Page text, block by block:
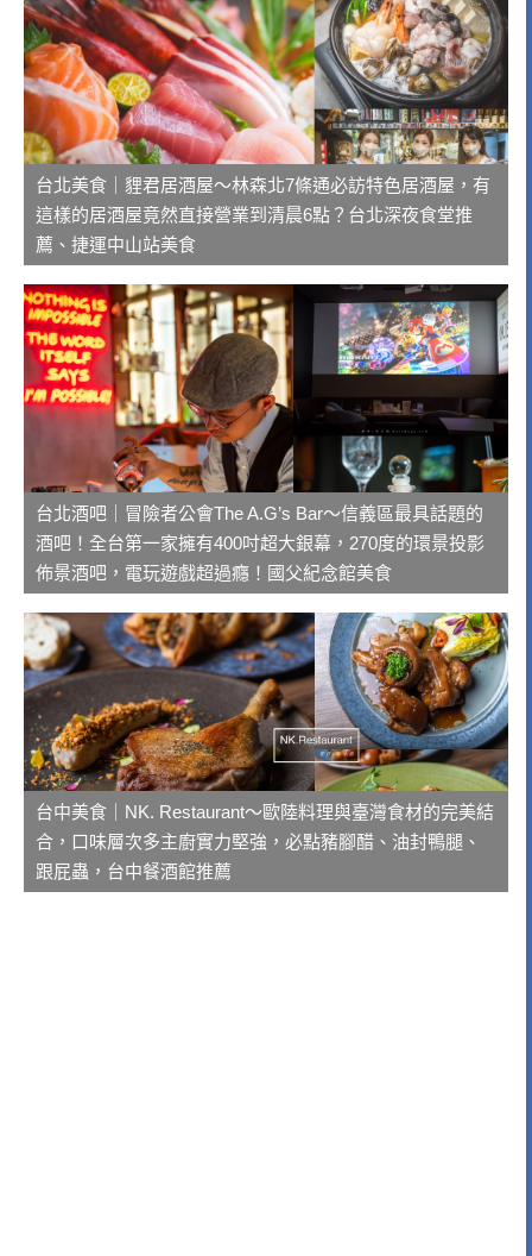
台北美食｜貍君居酒屋～林森北7條通必訪特色居酒屋，有
這樣的居酒屋竟然直接營業到清晨6點？台北深夜食堂推
薦、捷運中山站美食
台北酒吧｜冒險者公會The A.G’s Bar～信義區最具話題的
酒吧！全台第一家擁有400吋超大銀幕，270度的環景投影
佈景酒吧，電玩遊戲超過癮！國父紀念館美食
台中美食｜NK. Restaurant～歐陸料理與臺灣食材的完美結
合，口味層次多主廚實力堅強，必點豬腳醋、油封鴨腿、
跟屁蟲，台中餐酒館推薦